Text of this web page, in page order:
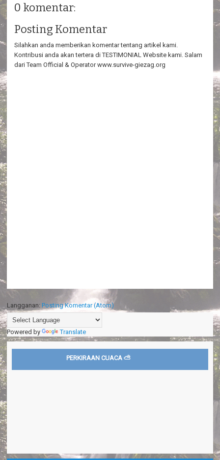
0 komentar:
Posting Komentar
Silahkan anda memberikan komentar tentang artikel kami.
Kontribusi anda akan tertera di TESTIMONIAL Website kami. Salam
dari Team Official & Operator www.survive-giezag.org
Langganan: Posting Komentar (Atom)
Powered by Translate
PERKIRAAN CUACA ⛅